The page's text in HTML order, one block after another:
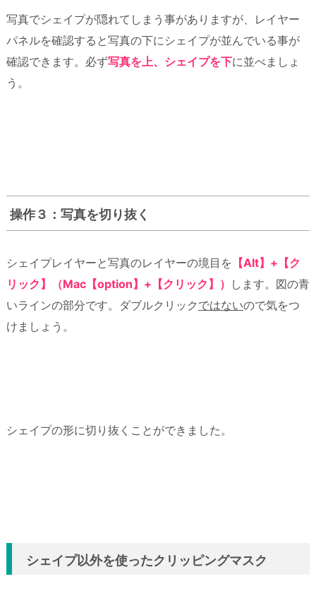
写真でシェイプが隠れてしまう事がありますが、レイヤー
パネルを確認すると写真の下にシェイプが並んでいる事が
確認できます。必ず写真を上、 シェイプを下に並べましょ
う。
操作３：写真を切り抜く
シェイプレイヤーと写真のレイヤーの境目を 【Alt】+【ク
リック】（Mac【option】+【クリック】） します。図の青
いラインの部分です。ダブルクリック ではないので気をつ
けましょう。
シェイプの形に切り抜くことができました。
シェイプ以外を使ったクリッピングマスク